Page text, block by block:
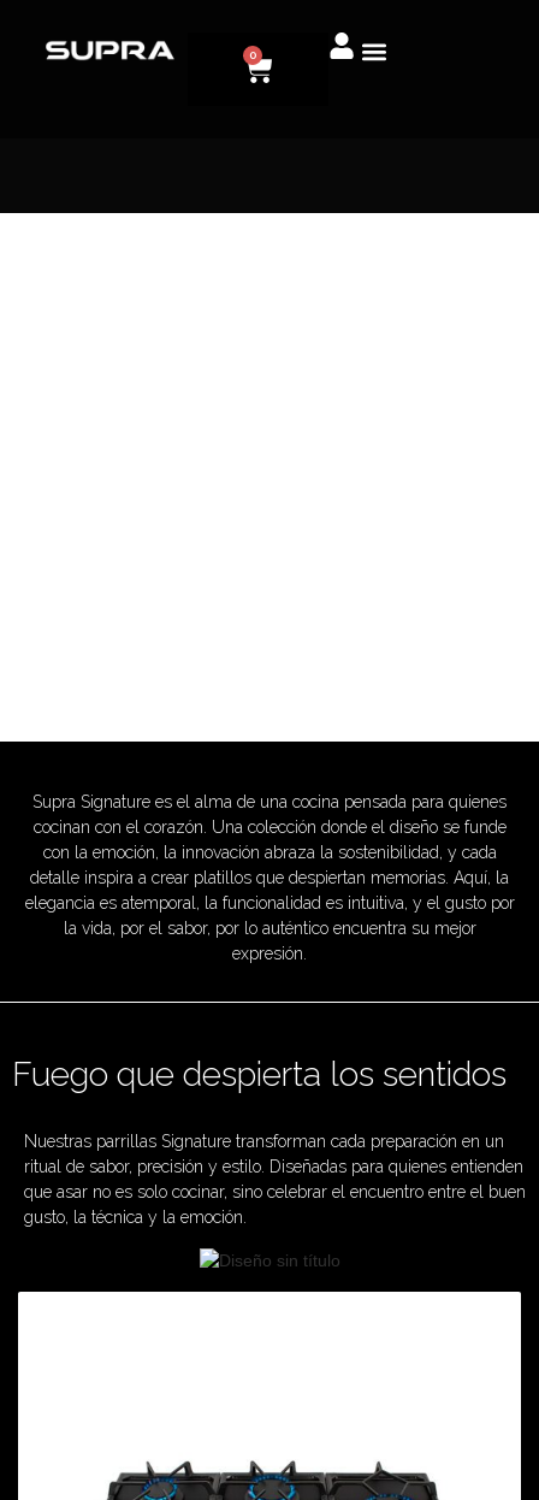
0
Supra Signature es el alma de una cocina pensada para quienes
cocinan con el corazón. Una colección donde el diseño se funde
con la emoción, la innovación abraza la sostenibilidad, y cada
detalle inspira a crear platillos que despiertan memorias. Aquí, la
elegancia es atemporal, la funcionalidad es intuitiva, y el gusto por
la vida, por el sabor, por lo auténtico encuentra su mejor
expresión.
Fuego que despierta los sentidos
Nuestras parrillas Signature transforman cada preparación en un
ritual de sabor, precisión y estilo. Diseñadas para quienes entienden
que asar no es solo cocinar, sino celebrar el encuentro entre el buen
gusto, la técnica y la emoción.